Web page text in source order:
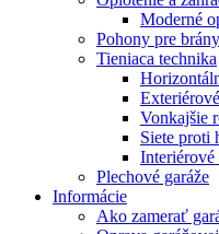
Moderné
Pohony pre brány
Tieniaca technika
Vonkajšie
Siete proti
Plechové garáže
Informácie
Ako zamerať